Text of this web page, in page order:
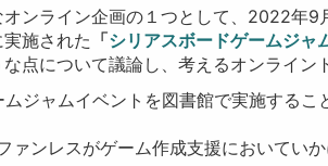
ンライン企画の１つとして、2022年
施された 「シリアスボードゲームジャ
点について議論し、考えるオンライン
ジャムイベントを図書館で実施するこ
ァンレスがゲーム作成支援においてい